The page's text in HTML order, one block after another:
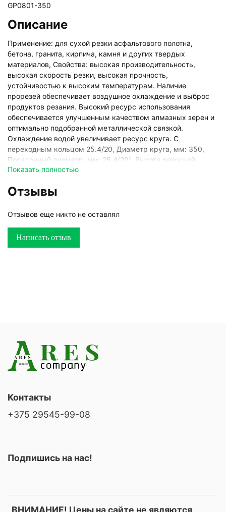
GP0801-350
Описание
Применение: для сухой резки асфальтового полотна,
бетона, гранита, кирпича, камня и других твердых
материалов, Свойства: высокая производительность,
высокая скорость резки, высокая прочность,
устойчивостью к высоким температурам. Наличие
прорезей обеспечивает воздушное охлаждение и выброс
продуктов резания. Высокий ресурс использования
обеспечивается улучшенным качеством алмазных зерен и
оптимально подобранной металлической связкой.
Охлаждение водой увеличивает ресурс круга. С
переходным кольцом 25.4/20, Диаметр круга, мм: 350,
Посадочный диаметр, мм: 25.4(20), Высота режущей
части, мм: 7, Толщина реза, мм: 3.2, Тип резки: сухая и
Максимальная окружная скорость, мс: 80, Упаковка:
Показать полностью
Отзывы
Отзывов еще никто не оставлял
Написать отзыв
ВНИМАНИЕ! Цены на сайте не являются
Контакты
+375 29545-99-08
Подпишись на нас!